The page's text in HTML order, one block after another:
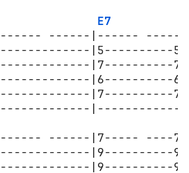
E7
------|------
|5----------
|7----------
|6----------
|7----------
------ ------|7----- ----
|9----------
|9----------